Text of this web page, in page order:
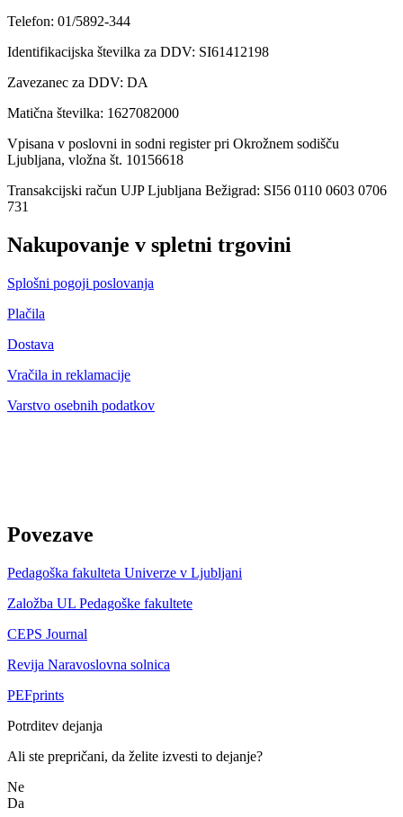
Telefon: 01/5892-344
Identifikacijska številka za DDV: SI61412198
Zavezanec za DDV: DA
Matična številka: 1627082000
Vpisana v poslovni in sodni register pri Okrožnem sodišču
Ljubljana, vložna št. 10156618
Transakcijski račun UJP Ljubljana Bežigrad: SI56 0110 0603 0706
731
Nakupovanje v spletni trgovini
Splošni pogoji poslovanja
Plačila
Dostava
Vračila in reklamacije
Varstvo osebnih podatkov
Povezave
Pedagoška fakulteta Univerze v Ljubljani
Založba UL Pedagoške fakultete
CEPS Journal
Revija Naravoslovna solnica
PEFprints
Potrditev dejanja
Ali ste prepričani, da želite izvesti to dejanje?
Ne
Da